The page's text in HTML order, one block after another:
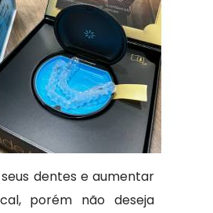
dentes e aumentar
porém não deseja